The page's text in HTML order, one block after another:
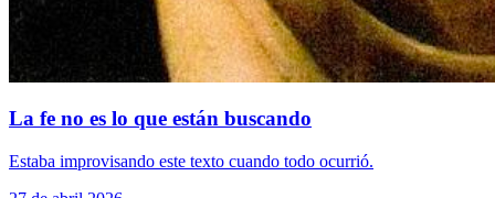
La fe no es lo que están buscando
Estaba improvisando este texto cuando todo ocurrió.